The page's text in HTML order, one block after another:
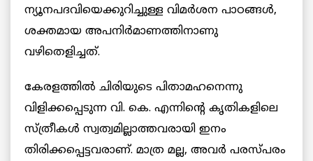
ന്യൂനപദവിയെക്കുറിച്ചുള്ള വിമര്‍ശന പാഠങ്ങള്‍,
ശക്തമായ അപനിര്‍മാണത്തിനാണു
വഴിതെളിച്ചത്.
കേരളത്തില്‍ ചിരിയുടെ പിതാമഹനെന്നു
വിളിക്കപ്പെടുന്ന വി. കെ. എന്നിന്‍റെ കൃതികളിലെ
സ്ത്രീകള്‍ സ്വത്വമില്ലാത്തവരായി ഇനം
തിരിക്കപ്പെട്ടവരാണ്. മാത്ര മല്ല, അവര്‍ പരസ്പരം